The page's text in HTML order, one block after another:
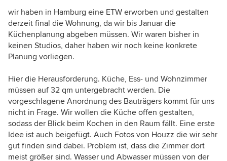
wir haben in Hamburg eine ETW erworben und gestalten
derzeit final die Wohnung, da wir bis Januar die
Küchenplanung abgeben müssen. Wir waren bisher in
keinen Studios, daher haben wir noch keine konkrete
Planung vorliegen.
Hier die Herausforderung. Küche, Ess- und Wohnzimmer
müssen auf 32 qm untergebracht werden. Die
vorgeschlagene Anordnung des Bauträgers kommt für uns
nicht in Frage. Wir wollen die Küche offen gestalten,
sodass der Blick beim Kochen in den Raum fällt. Eine erste
Idee ist auch beigefügt. Auch Fotos von Houzz die wir sehr
gut finden sind dabei. Problem ist, dass die Zimmer dort
meist größer sind. Wasser und Abwasser müssen von der